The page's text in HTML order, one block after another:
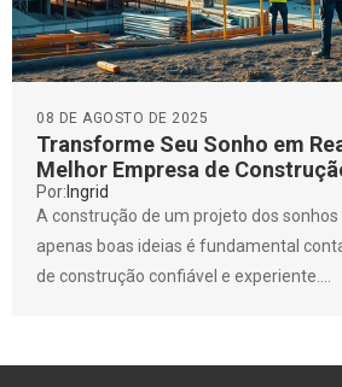
Transforme Seu Sonho em
Melhor Empresa de
08 DE AGOSTO DE 2025
Por: Ingrid
A construção de um projeto dos
apenas boas ideias é fundamental
de construção confiável e experiente....